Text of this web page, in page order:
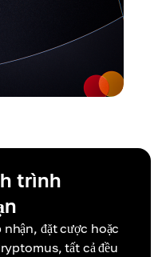
trình
đặt cược hoặc
tất cả đều